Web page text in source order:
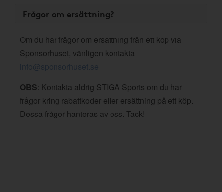
Frågor om ersättning?
Om du har frågor om ersättning från ett köp via
Sponsorhuset, vänligen kontakta
info@sponsorhuset.se
OBS: Kontakta aldrig STIGA Sports om du har
frågor kring rabattkoder eller ersättning på ett köp.
Dessa frågor hanteras av oss. Tack!